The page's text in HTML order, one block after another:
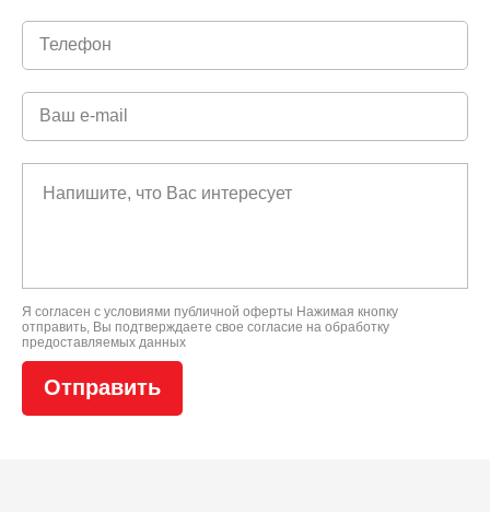
Я согласен с условиями публичной оферты Нажимая кнопку
отправить, Вы подтверждаете свое согласие на обработку
предоставляемых данных